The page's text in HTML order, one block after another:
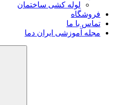
لوله کشی ساختمان
فروشگاه
تماس با ما
مجله آموزشی ایران دما